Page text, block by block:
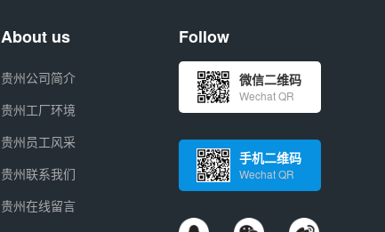
About us
贵州公司简介
贵州工厂环境
贵州员工风采
贵州联系我们
贵州在线留言
Follow
微信二维码
Wechat QR
手机二维码
Wechat QR